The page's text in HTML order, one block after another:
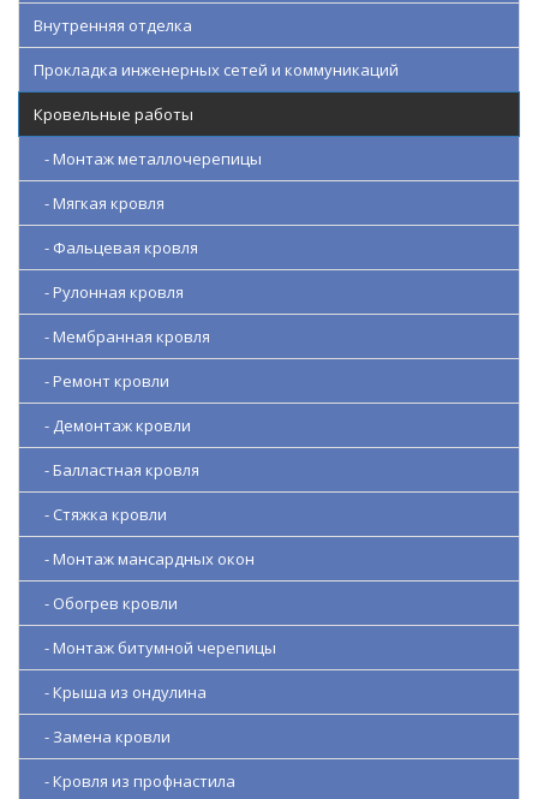
Внутренняя отделка
Прокладка инженерных сетей и коммуникаций
Кровельные работы
- Монтаж металлочерепицы
- Мягкая кровля
- Фальцевая кровля
- Рулонная кровля
- Мембранная кровля
- Ремонт кровли
- Демонтаж кровли
- Балластная кровля
- Стяжка кровли
- Монтаж мансардных окон
- Обогрев кровли
- Монтаж битумной черепицы
- Крыша из ондулина
- Замена кровли
- Кровля из профнастила